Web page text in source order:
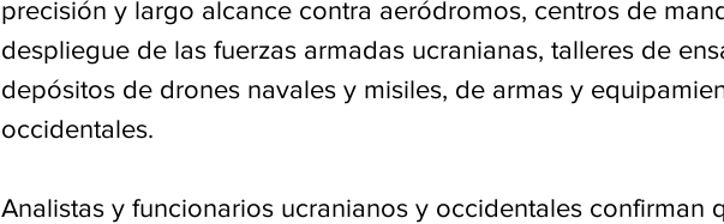
precisión y largo alcance contra aeródromos, centros de
despliegue de las fuerzas armadas ucranianas, talleres de
depósitos de drones navales y misiles, de armas y
occidentales.
Analistas y funcionarios ucranianos y occidentales confirman